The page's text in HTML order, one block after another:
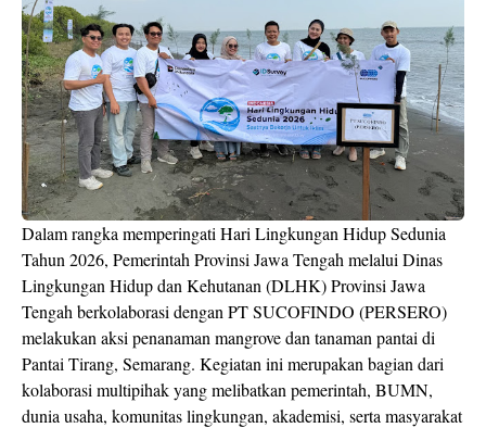
Dalam rangka memperingati Hari Lingkungan Hidup Sedunia
Tahun 2026, Pemerintah Provinsi Jawa Tengah melalui Dinas
Lingkungan Hidup dan Kehutanan (DLHK) Provinsi Jawa
Tengah berkolaborasi dengan PT SUCOFINDO (PERSERO)
melakukan aksi penanaman mangrove dan tanaman pantai di
Pantai Tirang, Semarang. Kegiatan ini merupakan bagian dari
kolaborasi multipihak yang melibatkan pemerintah, BUMN,
dunia usaha, komunitas lingkungan, akademisi, serta masyarakat